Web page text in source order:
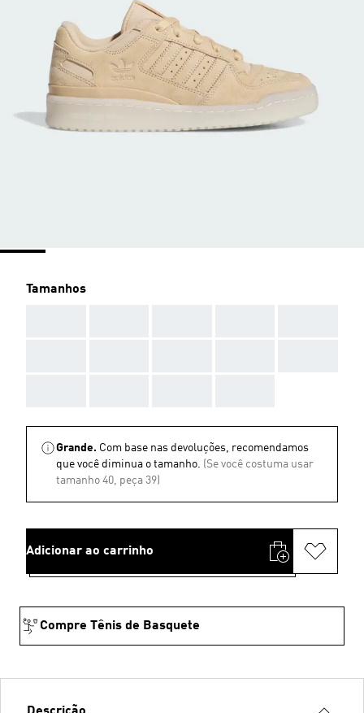
Tamanhos
Grande. Com base nas devoluções, recomendamos
que você diminua o tamanho. (Se você costuma usar
tamanho 40, peça 39)
Adicionar ao carrinho
Compre Tênis de Basquete